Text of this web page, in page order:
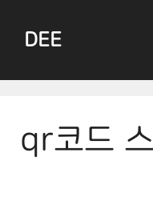
DEE
qr코드